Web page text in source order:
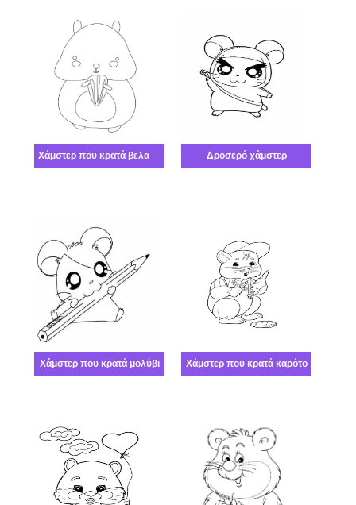
Χάμστερ που κρατά βελανίδι Δροσερό χάμστερ
Χάμστερ που κρατά μολύβι Χάμστερ που κρατά καρότο